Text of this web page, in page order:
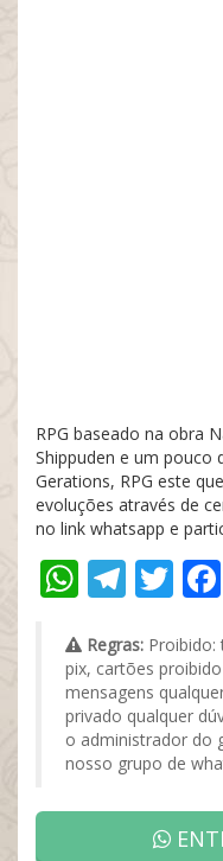
RPG baseado na obra
Shippuden e um pouco
Gerations, RPG este
evoluções através de
no link whatsapp e
Regras: Proibido:
pix, cartões
mensagens
privado qualquer
o administrador do
nosso grupo de